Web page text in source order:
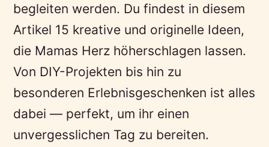
begleiten werden. Du findest in diesem
Artikel 15 kreative und originelle Ideen,
die Mamas Herz höherschlagen lassen.
Von DIY-Projekten bis hin zu
besonderen Erlebnisgeschenken ist alles
dabei — perfekt, um ihr einen
unvergesslichen Tag zu bereiten.